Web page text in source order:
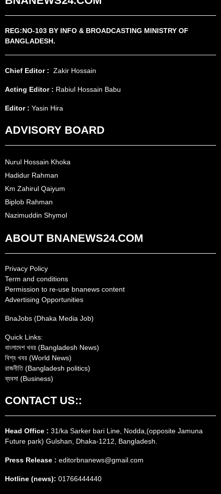
REG:NO-103 BY INFO & BROADCASTING MINISTRY OF
BANGLADESH.
Chief Editor : Zakir Hossain
Acting Editor : Rabiul Hossain Babu
Editor : Yasin Hira
ADVISORY BOARD
Nurul Hossain Khoka
Hadidur Rahman
Km Zahirul Qaiyum
Biplob Rahman
Nazimuddin Shymol
ABOUT BNANEWS24.COM
Privacy Policy
Term and conditions
Permission to re-use bnanews content
Advertising Opportunities
BnaJobs (Dhaka Media Job)
Quick Links:
বাংলাদেশ খবর (Bangladesh News)
বিশ্ব খবর (World News)
রাজনীতি (Bangladesh politics)
ব্যবসা (Business)
CONTACT US::
Head Office : 31/ka Sarker bari Line, Nodda,(opposite Jamuna
Future park) Gulshan, Dhaka-1212, Bangladesh.
Press Release : editorbnanews@gmail.com
Hotline (news): 01766444440